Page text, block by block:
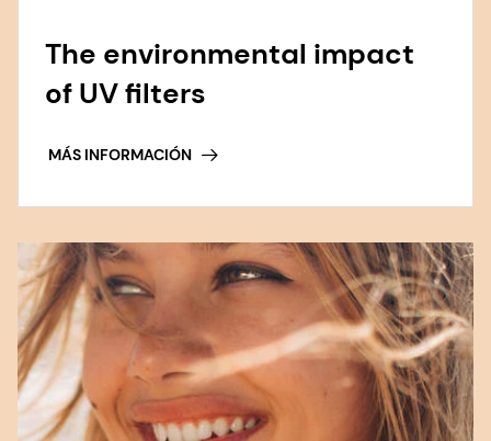
The environmental impact
of UV filters
MÁS INFORMACIÓN